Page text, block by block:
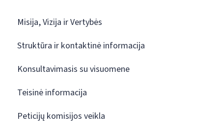
Misija, Vizija ir Vertybės
Struktūra ir kontaktinė informacija
Konsultavimasis su visuomene
Teisinė informacija
Peticijų komisijos veikla